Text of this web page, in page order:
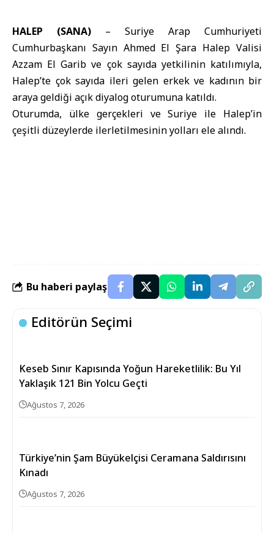
HALEP (SANA) – Suriye Arap Cumhuriyeti
Cumhurbaşkanı Sayın Ahmed El Şara Halep Valisi
Azzam El Garib ve çok sayıda yetkilinin katılımıyla,
Halep’te çok sayıda ileri gelen erkek ve kadının bir
araya geldiği açık diyalog oturumuna katıldı.
Oturumda, ülke gerçekleri ve Suriye ile Halep’in
çeşitli düzeylerde ilerletilmesinin yolları ele alındı.
Bu haberi paylaş
Editörün Seçimi
Keseb Sınır Kapısında Yoğun Hareketlilik: Bu Yıl
Yaklaşık 121 Bin Yolcu Geçti
Ağustos 7, 2026
Türkiye’nin Şam Büyükelçisi Ceramana Saldırısını
Kınadı
Ağustos 7, 2026